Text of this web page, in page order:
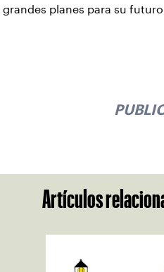
grandes planes para su
Artículos